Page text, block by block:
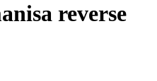
reverse